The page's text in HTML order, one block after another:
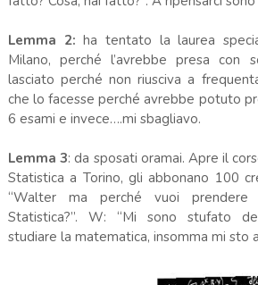
Lemma 2: ha tentato la laurea
Milano, perché l’avrebbe presa con
lasciato perché non riusciva a
che lo facesse perché avrebbe potuto
6 esami e invece….mi sbagliavo.
Lemma 3: da sposati oramai. Apre il
Statistica a Torino, gli abbonano 100
“Walter ma perché vuoi
Statistica?”. W: “Mi sono stufato
studiare la matematica, insomma mi sto